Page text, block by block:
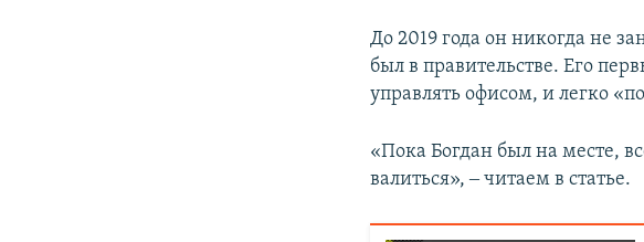
До 2019 года он никогда не
был в правительстве. Его
управлять офисом, и легко
«Пока Богдан был на месте,
валиться», ‒ читаем в статье.